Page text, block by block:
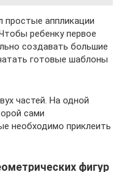
простые аппликации
ребенку первое
создавать большие
готовые шаблоны
частей. На одной
сами
необходимо приклеить
фигур